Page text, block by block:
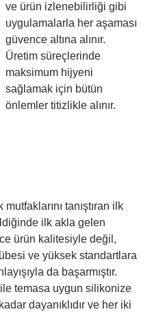
ve ürün izlenebilirliği gibi
uygulamalarla her aşaması
güvence altına alınır.
Üretim süreçlerinde
maksimum hijyeni
sağlamak için bütün
önlemler titizlikle alınır.
tanıştıran ilk
ilk akla gelen
ürün kalitesiyle değil,
ve yüksek standartlara
da başarmıştır.
ile temasa uygun silikonize
dayanıklıdır ve her iki